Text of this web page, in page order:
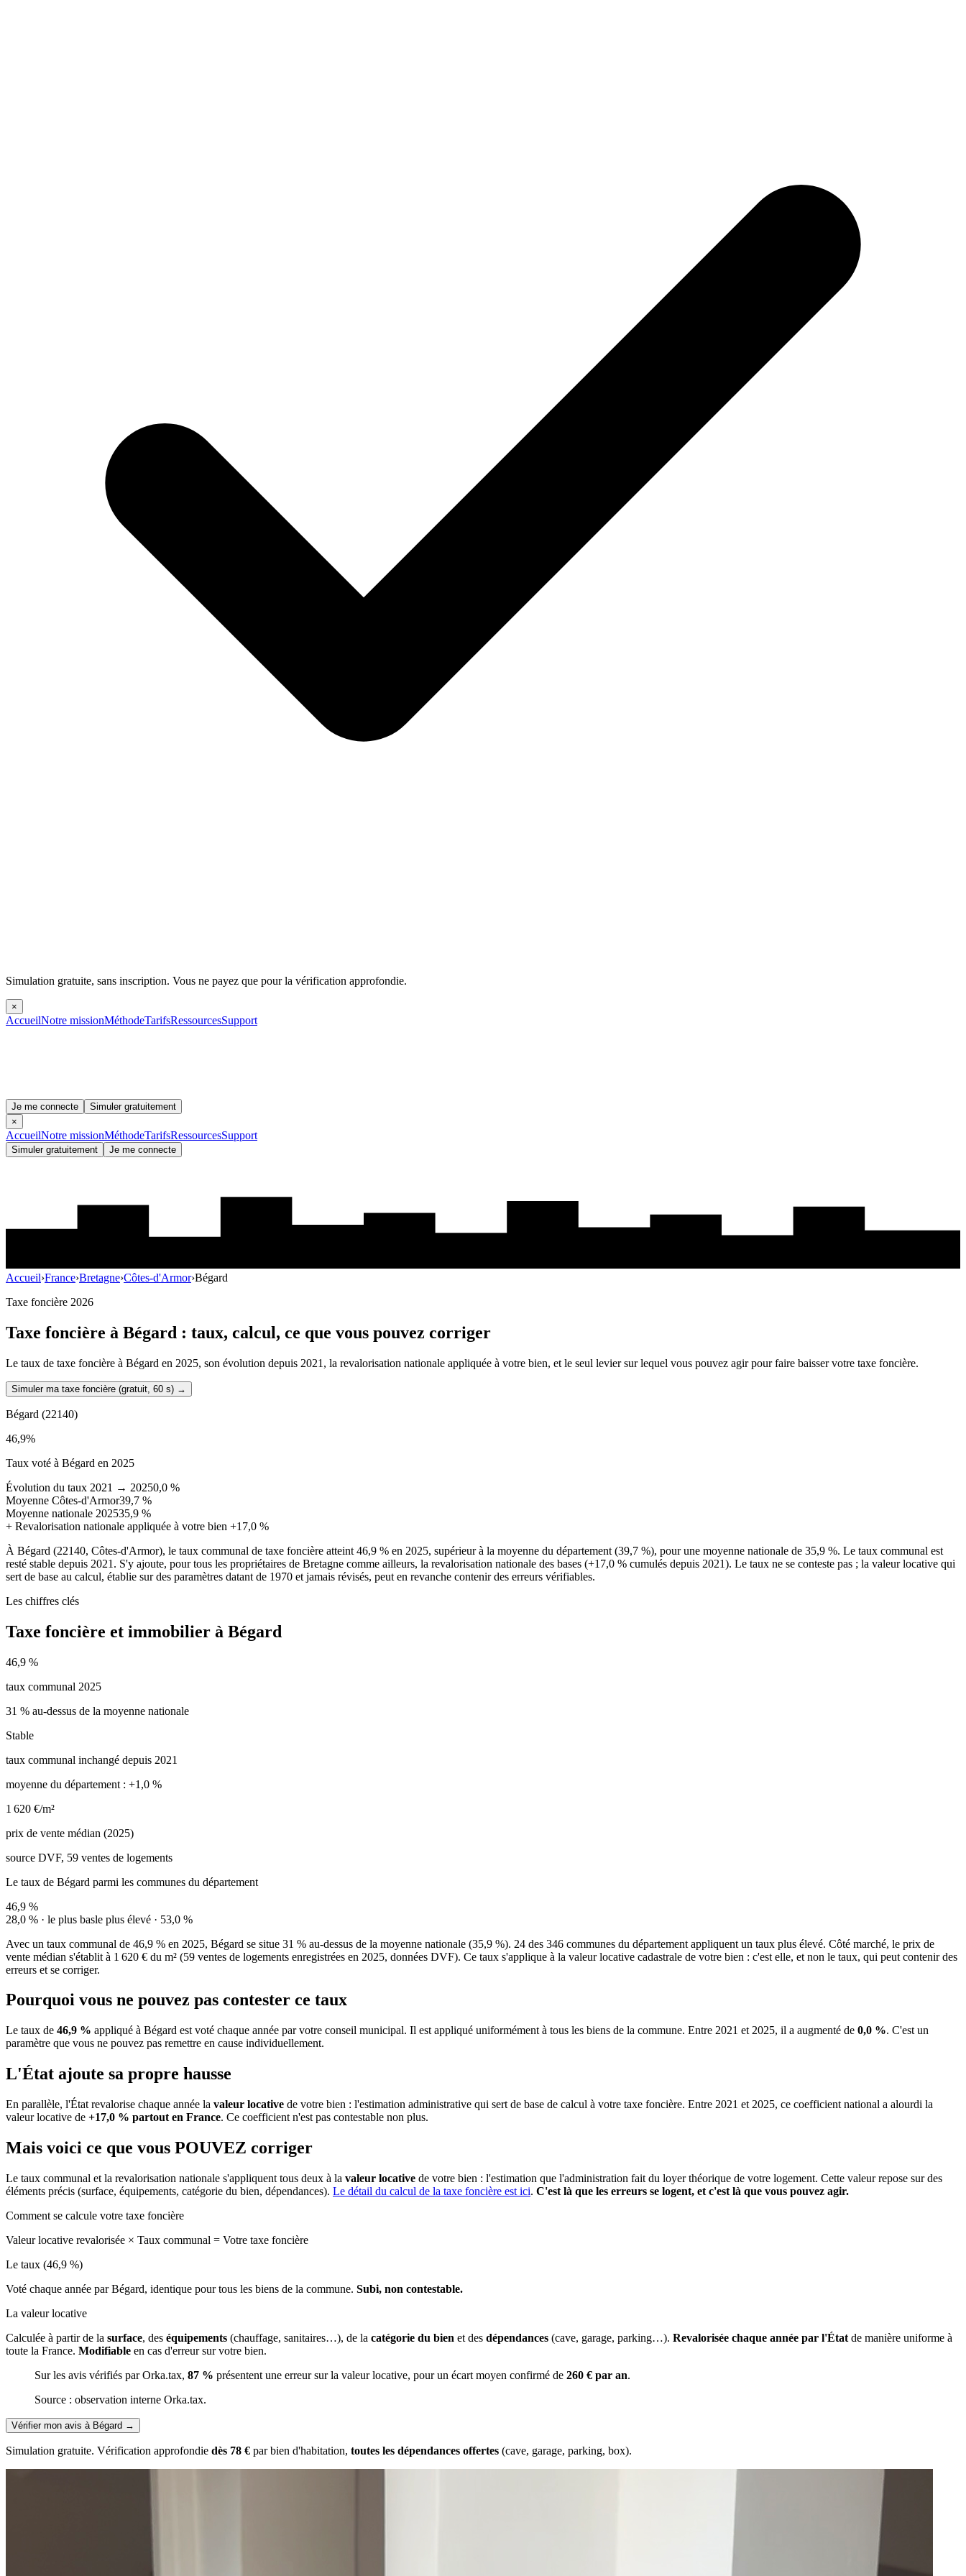
Simulation gratuite, sans inscription. Vous ne payez que pour la vérification approfondie.
×
AccueilNotre missionMéthodeTarifsRessourcesSupport
Je me connecte
Simuler gratuitement
×
AccueilNotre missionMéthodeTarifsRessourcesSupport
Simuler gratuitement Je me connecte
Accueil›France›Bretagne›Côtes-d'Armor›Bégard
Taxe foncière 2026
Taxe foncière à Bégard : taux, calcul, ce que vous pouvez corriger
Le taux de taxe foncière à Bégard en 2025, son évolution depuis 2021, la revalorisation nationale appliquée à votre bien, et le seul levier sur lequel vous pouvez agir pour faire baisser votre taxe foncière.
Simuler ma taxe foncière (gratuit, 60 s) →
Bégard (22140)
46,9%
Taux voté à Bégard en 2025
Évolution du taux 2021 → 20250,0 %
Moyenne Côtes-d'Armor39,7 %
Moyenne nationale 202535,9 %
+ Revalorisation nationale appliquée à votre bien +17,0 %
À Bégard (22140, Côtes-d'Armor), le taux communal de taxe foncière atteint 46,9 % en 2025, supérieur à la moyenne du département (39,7 %), pour une moyenne nationale de 35,9 %. Le taux communal est
resté stable depuis 2021. S'y ajoute, pour tous les propriétaires de Bretagne comme ailleurs, la revalorisation nationale des bases (+17,0 % cumulés depuis 2021). Le taux ne se conteste pas ; la valeur locative qui
sert de base au calcul, établie sur des paramètres datant de 1970 et jamais révisés, peut en revanche contenir des erreurs vérifiables.
Les chiffres clés
Taxe foncière et immobilier à Bégard
46,9 %
taux communal 2025
31 % au-dessus de la moyenne nationale
Stable
taux communal inchangé depuis 2021
moyenne du département : +1,0 %
1 620 €/m²
prix de vente médian (2025)
source DVF, 59 ventes de logements
Le taux de Bégard parmi les communes du département
46,9 %
28,0 % · le plus basle plus élevé · 53,0 %
Avec un taux communal de 46,9 % en 2025, Bégard se situe 31 % au-dessus de la moyenne nationale (35,9 %). 24 des 346 communes du département appliquent un taux plus élevé. Côté marché, le prix de
vente médian s'établit à 1 620 € du m² (59 ventes de logements enregistrées en 2025, données DVF). Ce taux s'applique à la valeur locative cadastrale de votre bien : c'est elle, et non le taux, qui peut contenir des
erreurs et se corriger.
Pourquoi vous ne pouvez pas contester ce taux
Le taux de 46,9 % appliqué à Bégard est voté chaque année par votre conseil municipal. Il est appliqué uniformément à tous les biens de la commune. Entre 2021 et 2025, il a augmenté de 0,0 %. C'est un
paramètre que vous ne pouvez pas remettre en cause individuellement.
L'État ajoute sa propre hausse
En parallèle, l'État revalorise chaque année la valeur locative de votre bien : l'estimation administrative qui sert de base de calcul à votre taxe foncière. Entre 2021 et 2025, ce coefficient national a alourdi la
valeur locative de +17,0 % partout en France. Ce coefficient n'est pas contestable non plus.
Mais voici ce que vous POUVEZ corriger
Le taux communal et la revalorisation nationale s'appliquent tous deux à la valeur locative de votre bien : l'estimation que l'administration fait du loyer théorique de votre logement. Cette valeur repose sur des
éléments précis (surface, équipements, catégorie du bien, dépendances). Le détail du calcul de la taxe foncière est ici. C'est là que les erreurs se logent, et c'est là que vous pouvez agir.
Comment se calcule votre taxe foncière
Valeur locative revalorisée × Taux communal = Votre taxe foncière
Le taux (46,9 %)
Voté chaque année par Bégard, identique pour tous les biens de la commune. Subi, non contestable.
La valeur locative
Calculée à partir de la surface, des équipements (chauffage, sanitaires…), de la catégorie du bien et des dépendances (cave, garage, parking…). Revalorisée chaque année par l'État de manière uniforme à
toute la France. Modifiable en cas d'erreur sur votre bien.
Sur les avis vérifiés par Orka.tax, 87 % présentent une erreur sur la valeur locative, pour un écart moyen confirmé de 260 € par an.
Source : observation interne Orka.tax.
Vérifier mon avis à Bégard →
Simulation gratuite. Vérification approfondie dès 78 € par bien d'habitation, toutes les dépendances offertes (cave, garage, parking, box).